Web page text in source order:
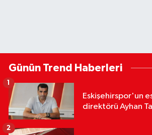
Günün Trend Haberleri
Eskişehirspor'un
direktörü Ayhan
1
2